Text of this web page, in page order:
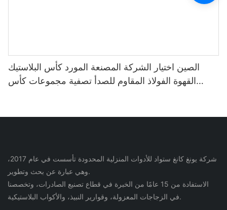
الصين اختيار الشركة المصنعة المورد كأس البلاستيك
القهوة الفولاذ المقاوم للصدأ تصفية مجموعات كأس
شركة يونغ كانغ ستواد للأدوات المنزلية المحدودة تأسست في عام 2017،
وهي عبارة عن بحث وتطوير.
الاستفادة من 15 عامًا من الخبرة في قطاع تصنيع الصادرات، وتخصصنا
في الزجاجات المعزولة، وقوارير النبيذ، والأكواب البلاستيكية.